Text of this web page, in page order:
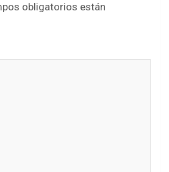
obligatorios están